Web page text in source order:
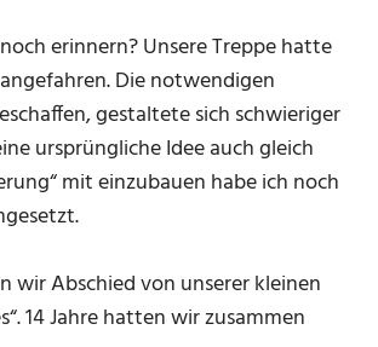
erinnern? Unsere Treppe hatte
Die notwendigen
gestaltete sich schwieriger
ursprüngliche Idee auch gleich
mit einzubauen habe ich noch
wir Abschied von unserer kleinen
14 Jahre hatten wir zusammen